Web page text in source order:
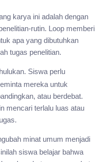
karya ini adalah dengan
rutin. Loop memberi
apa yang dibutuhkan
tugas penelitian.
Siswa perlu
mereka untuk
atau berdebat.
mencari terlalu luas atau
minat umum menjadi
siswa belajar bahwa